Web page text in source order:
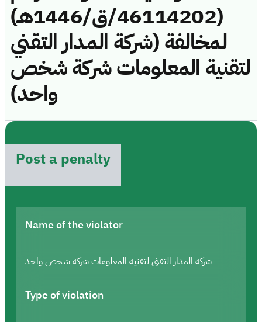
(46114202/ق/1446هـ)
لمخالفة (شركة المدار التقني
لتقنية المعلومات شركة شخص
واحد)
Post a penalty
Name of the violator
شركة المدار التقني لتقنية المعلومات شركة شخص واحد
Type of violation